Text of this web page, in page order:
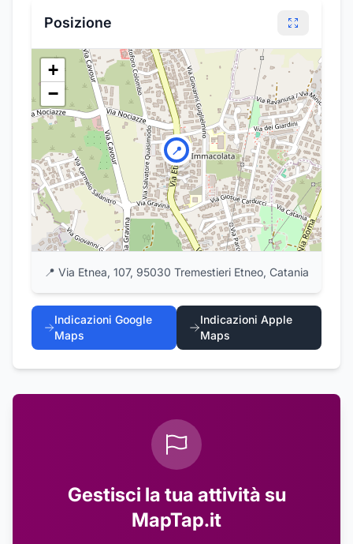
Posizione
📍
+
−
📍 Via Etnea, 107, 95030 Tremestieri Etneo, Catania
Indicazioni Google
Maps
Indicazioni Apple
Maps
Gestisci la tua attività su
MapTap.it